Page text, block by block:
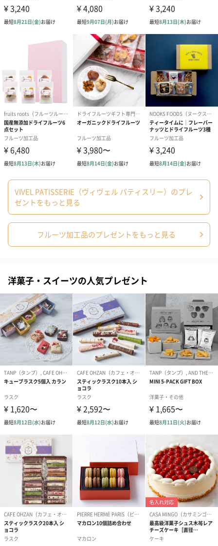
デーツはミネラルやビタミンC、食物繊維がとても豊富で中東では
多くの方が日常でも食するドライフルーツです。
種類について
アーモンド
柔らかなデーツの甘みと歯ごたえのあるアーモンドの相性が抜群
です。
ヘーゼルナッツ
柔らかなデーツの甘みとヘーゼルナッツの食感との相性が抜群で
す。
クルミ
柔らかなデーツの甘みとクルミの食感との相性が抜群です。
オレンジ
甘味の中に酸味があり、よりデーツを堪能することが出来ます。
レモン
酸味と甘味のバランスが取れた柑橘系との相性も抜群です。
栄養成分表示
(1個あたり・推定値）
【デーツアーモンド】熱量48.3kcal、たんぱく質0.9g、脂質
VIVEL PATISSERIE（ヴィヴェル パティスリー）のプレ
ゼントをもっと見る
フルーツ加工品のプレゼントをもっと見る
洋菓子・スイーツの人気プレゼント